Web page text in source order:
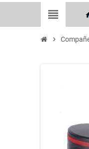
view_headline
chevron_right